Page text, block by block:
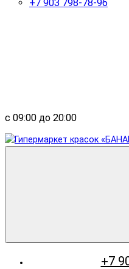
+7 903 798-78-96
с 09:00 до 20:00
+7